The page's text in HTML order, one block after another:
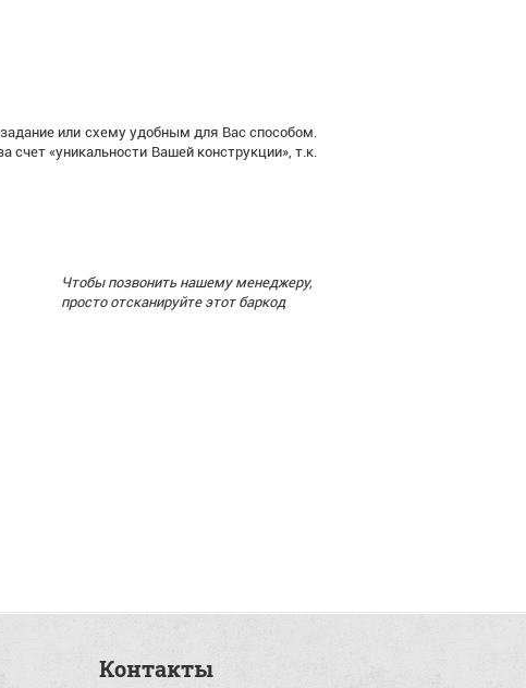
или схему удобным для Вас способом.
«уникальности Вашей конструкции», т.к.
Чтобы позвонить нашему менеджеру,
просто отсканируйте этот баркод
Контакты